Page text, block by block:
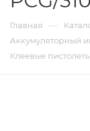
Главная —
Аккумуляторный
Клеевые пистолеты